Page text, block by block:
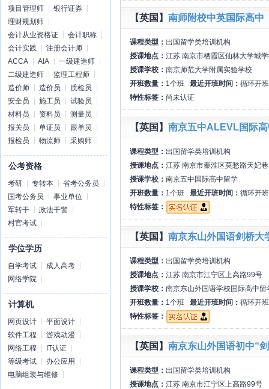
项目管理师
银行证券
理财规划师
会计从业资格证
会计职称
会计实践
注册会计师
ACCA
AIA
一级建造师
二级建造师
监理工程师
造价师
造价员
质检员
安全员
施工员
试验员
材料员
资料员
测量员
报关员
单证员
跟单员
报检员
物流师 采购师
公考资格
考研 专转本
省考公务员
国考公务员
事业单位
军转干
政法干警
村官考试
学位学历
自学考试
成人高考
网络学院
计算机
网页设计
平面设计
软件工程
游戏动漫
网络工程
IT认证
等级考试
办公应用
电脑组装与维修
【英国】 南师附校中英国际高中
课程类型： 出国留学类培训机构
授课地点： 江苏 南京市栖霞区仙林大学城
授课学校： 南京师范大学附属实验学校
开班数量： 1个班 最近开班时间： 循环开班
特性标签： 尚未认证
【英国】 南京五中ALEVL国际
课程类型： 出国留学类培训机构
授课地点： 江苏 南京市秦淮区莫愁路天妃
授课学校： 南京五中国际高中留学
开班数量： 1个班 最近开班时间： 循环开班
特性标签：
【英国】 南京东山外国语剑桥大
课程类型： 出国留学类培训机构
授课地点： 江苏 南京市江宁区上高路99号
授课学校： 南京东山外国语学校国际高中留
开班数量： 1个班 最近开班时间： 循环开班
特性标签：
【英国】 南京东山外国语初中“
课程类型： 出国留学类培训机构
授课地点： 江苏 南京市江宁区上高路99号